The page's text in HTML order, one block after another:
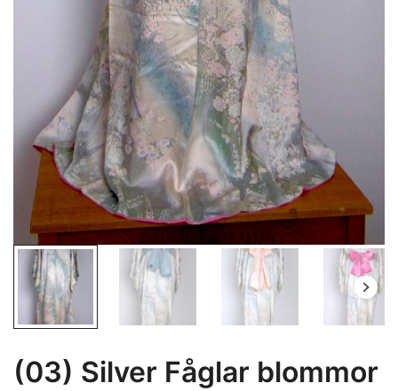
(03) Silver Fåglar blommor